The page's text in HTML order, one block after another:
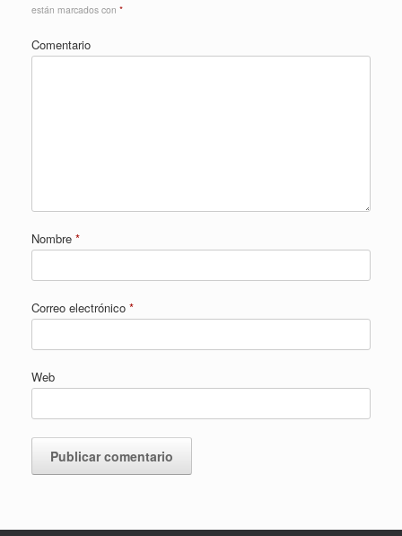
están marcados con *
Comentario
Nombre *
Correo electrónico *
Web